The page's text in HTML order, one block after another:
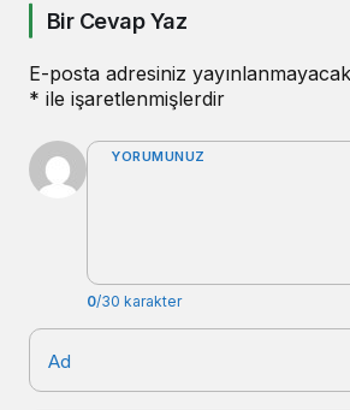
Bir Cevap Yaz
E-posta adresiniz
* ile işaretlenmişlerdir
YORUMUNUZ
0/30 karakter
Ad